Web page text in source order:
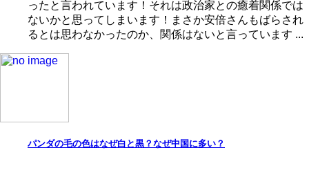
ったと言われています！それは政治家との癒着関係では
ないかと思ってしまいます！まさか安倍さんもばらされ
るとは思わなかったのか、関係はないと言っています ...
パンダの毛の色はなぜ白と黒？なぜ中国に多い？